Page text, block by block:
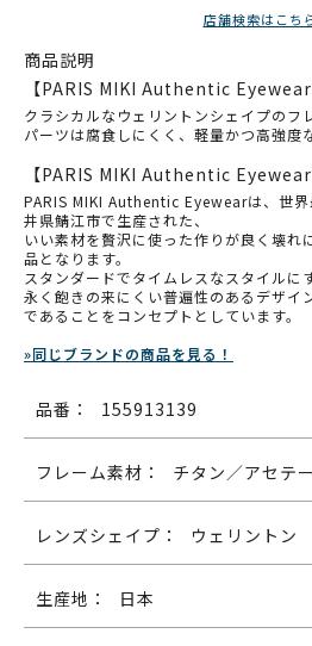
店舗検索はこち
商品説明
【PARIS MIKI Authentic Eyewear
クラシカルなウェリントンシェイプのフ
パーツは腐食しにくく、軽量かつ高強度
【PARIS MIKI Authentic Eyewear
PARIS MIKI Authentic Eyewearは、世
井県鯖江市で生産された、
いい素材を贅沢に使った作りが良く壊れ
品となります。
スタンダードでタイムレスなスタイルに
永く飽きの来にくい普遍性のあるデザイ
であることをコンセプトとしています。
»同じブランドの商品を見る！
品番： 155913139
フレーム素材： チタン／アセテ
レンズシェイプ： ウェリントン
生産地： 日本